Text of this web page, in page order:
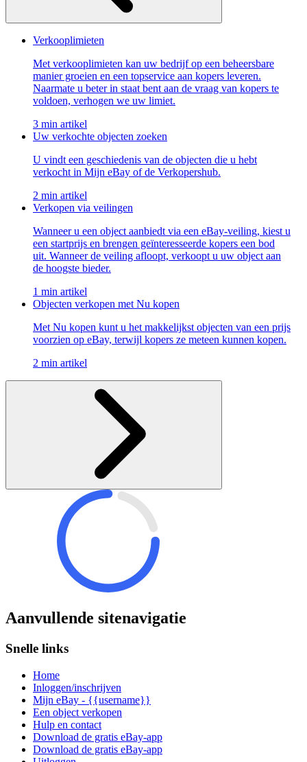
Verkooplimieten
Met verkooplimieten kan uw bedrijf op een beheersbare
manier groeien en een topservice aan kopers leveren.
Naarmate u beter in staat bent aan de vraag van kopers te
voldoen, verhogen we uw limiet.
3 min artikel
Uw verkochte objecten zoeken
U vindt een geschiedenis van de objecten die u hebt
verkocht in Mijn eBay of de Verkopershub.
2 min artikel
Verkopen via veilingen
Wanneer u een object aanbiedt via een eBay-veiling, kiest u
een startprijs en brengen geïnteresseerde kopers een bod
uit. Wanneer de veiling afloopt, verkoopt u uw object aan
de hoogste bieder.
1 min artikel
Objecten verkopen met Nu kopen
Met Nu kopen kunt u het makkelijkst objecten van een prijs
voorzien op eBay, terwijl kopers ze meteen kunnen kopen.
2 min artikel
Aanvullende sitenavigatie
Snelle links
Home
Inloggen/inschrijven
Mijn eBay - {{username}}
Een object verkopen
Hulp en contact
Download de gratis eBay-app
Download de gratis eBay-app